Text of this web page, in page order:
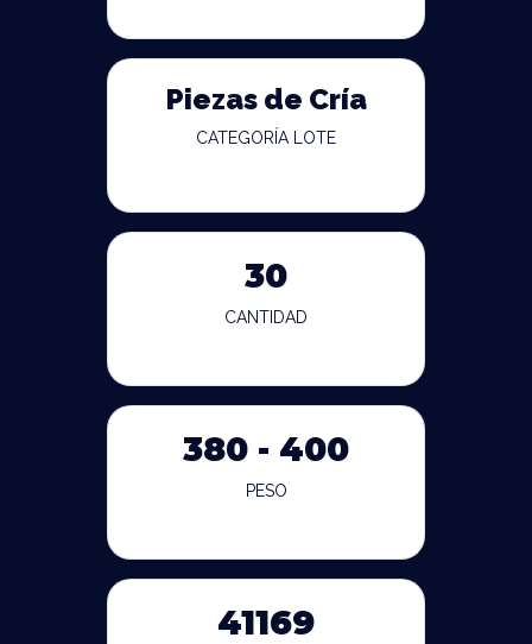
Piezas de Cría
CATEGORÍA LOTE
30
CANTIDAD
380 - 400
PESO
41169